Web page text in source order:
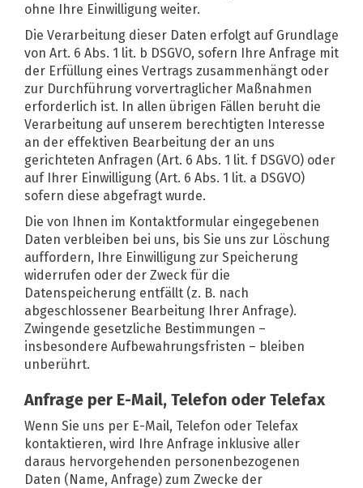
ohne Ihre Einwilligung weiter.
Die Verarbeitung dieser Daten erfolgt auf Grundlage
von Art. 6 Abs. 1 lit. b DSGVO, sofern Ihre Anfrage mit
der Erfüllung eines Vertrags zusammenhängt oder
zur Durchführung vorvertraglicher Maßnahmen
erforderlich ist. In allen übrigen Fällen beruht die
Verarbeitung auf unserem berechtigten Interesse
an der effektiven Bearbeitung der an uns
gerichteten Anfragen (Art. 6 Abs. 1 lit. f DSGVO) oder
auf Ihrer Einwilligung (Art. 6 Abs. 1 lit. a DSGVO)
sofern diese abgefragt wurde.
Die von Ihnen im Kontaktformular eingegebenen
Daten verbleiben bei uns, bis Sie uns zur Löschung
auffordern, Ihre Einwilligung zur Speicherung
widerrufen oder der Zweck für die
Datenspeicherung entfällt (z. B. nach
abgeschlossener Bearbeitung Ihrer Anfrage).
Zwingende gesetzliche Bestimmungen –
insbesondere Aufbewahrungsfristen – bleiben
unberührt.
Anfrage per E-Mail, Telefon oder Telefax
Wenn Sie uns per E-Mail, Telefon oder Telefax
kontaktieren, wird Ihre Anfrage inklusive aller
daraus hervorgehenden personenbezogenen
Daten (Name, Anfrage) zum Zwecke der